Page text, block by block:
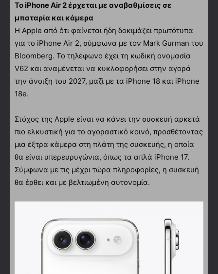
Το iPhone Air 2 έρχεται με αναβαθμίσεις σε
μπαταρία και κάμερα
Η Apple από ότι φαίνεται ήδη δοκιμάζει πρωτότυπα
για το iPhone Air 2, σύμφωνα με τον Mark Gurman του
Bloomberg. Το τηλέφωνο έχει τη κωδική ονομασία
V62 και αναμένεται να κυκλοφορήσει στην αγορά
την άνοιξη του 2027, μαζί με τα iPhone 18 και iPhone
18e.
Στόχος της Apple είναι να κάνει την συσκευή αρκετά
πιο ελκυστική για το αγοραστικό κοινό, προσθέτοντας
μια έξτρα κάμερα στη πλάτη της συσκευής, η οποία
θα είναι υπερευρυγώνια, όπως τα απλά iPhone 17.
Σύμφωνα με τις μέχρι τώρα πληροφορίες, η συσκευή
θα έρθει και με βελτιωμένη αυτονομία.